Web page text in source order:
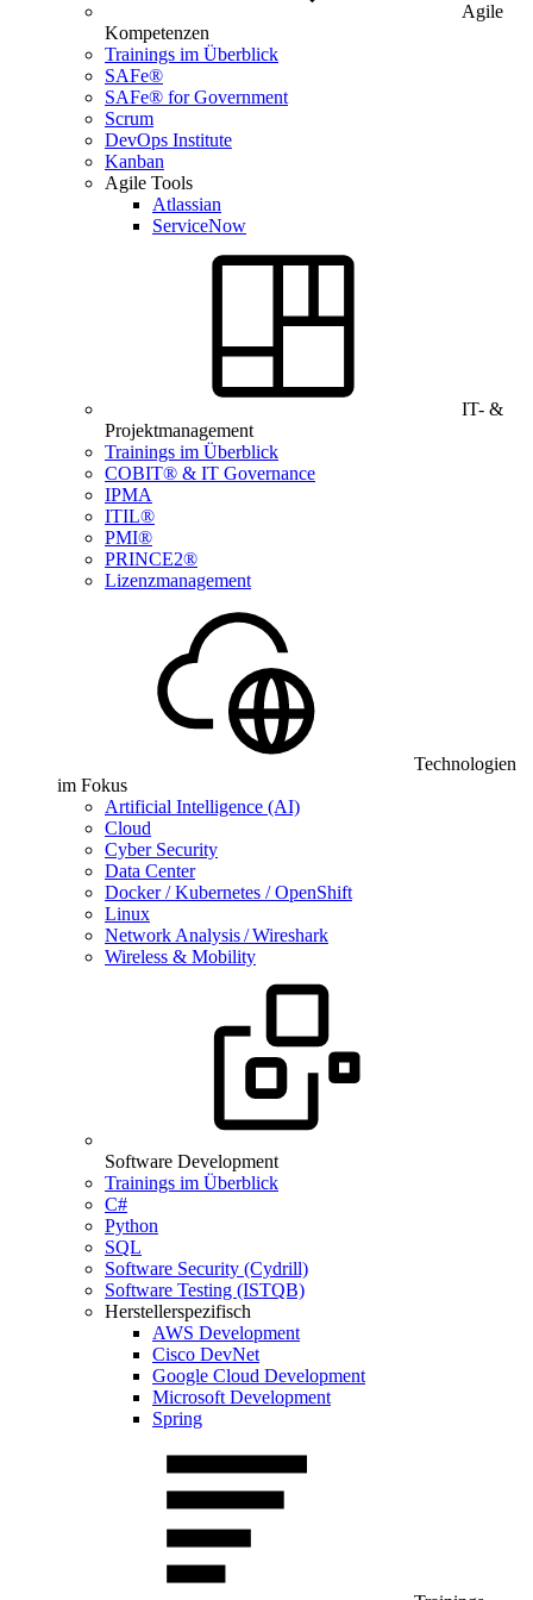
Agile
Kompetenzen
Trainings im Überblick
SAFe®
SAFe® for Government
Scrum
DevOps Institute
Kanban
Agile Tools
Atlassian
ServiceNow
IT- &
Projektmanagement
Trainings im Überblick
COBIT® & IT Governance
IPMA
ITIL®
PMI®
PRINCE2®
Lizenzmanagement
Technologien
im Fokus
Artificial Intelligence (AI)
Cloud
Cyber Security
Data Center
Docker / Kubernetes / OpenShift
Linux
Network Analysis / Wireshark
Wireless & Mobility
Software Development
Trainings im Überblick
C#
Python
SQL
Software Security (Cydrill)
Software Testing (ISTQB)
Herstellerspezifisch
AWS Development
Cisco DevNet
Google Cloud Development
Microsoft Development
Spring